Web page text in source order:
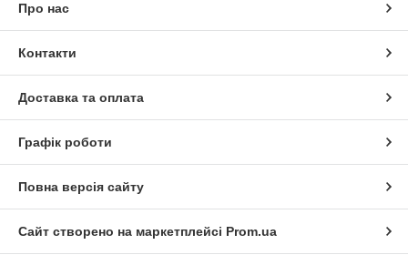
Про нас
Контакти
Доставка та оплата
Графік роботи
Повна версія сайту
Сайт створено на маркетплейсі Prom.ua